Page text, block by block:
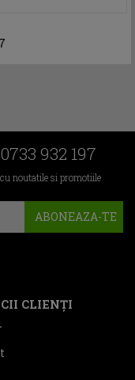
0733 932 197
noutatile si promotiile
ABONEAZA-TE
CLIENŢI